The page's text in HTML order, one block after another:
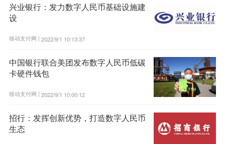
兴业银行：发力数字人民币基础设施建
设
移动支付网 | 2022/9/1 10:13:37
中国银行联合美团发布数字人民币低碳
卡硬件钱包
移动支付网 | 2022/9/1 10:00:12
招行：发挥创新优势，打造数字人民币
生态